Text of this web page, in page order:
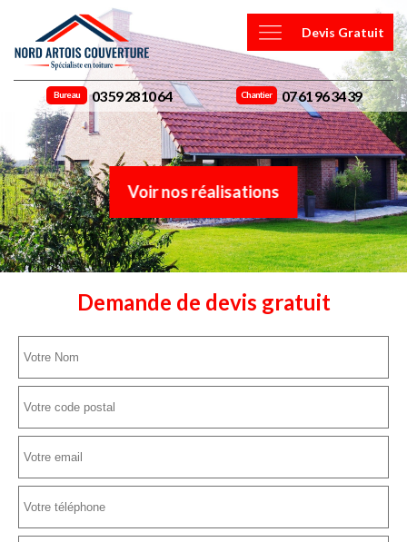
Devis Gratuit
Bureau 03 59 28 10 64 Chantier 07 61 96 34 39
Voir nos réalisations
Demande de devis gratuit